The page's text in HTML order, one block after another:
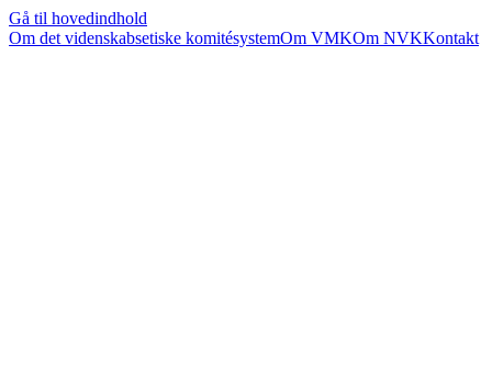
Gå til hovedindhold
Om det videnskabsetiske komitésystemOm VMKOm NVKKontakt